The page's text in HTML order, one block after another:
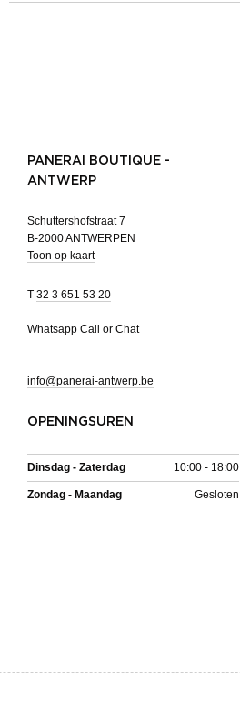
PANERAI BOUTIQUE -
ANTWERP
Schuttershofstraat 7
B-2000 ANTWERPEN
Toon op kaart
T 32 3 651 53 20
Whatsapp Call or Chat
info@panerai-antwerp.be
OPENINGSUREN
Dinsdag - Zaterdag 10:00 - 18:00
Zondag - Maandag Gesloten